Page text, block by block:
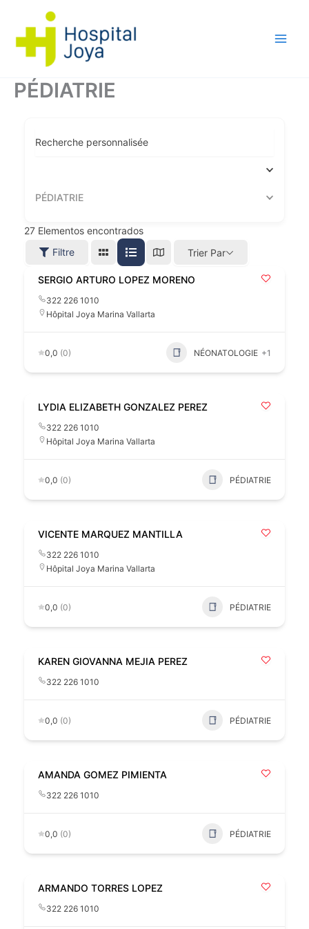
contenu
PÉDIATRIE
Recherche personnalisée
PÉDIATRIE
27 Elementos encontrados
Filtre
Trier Par
SERGIO ARTURO LOPEZ MORENO
322 226 1010
Hôpital Joya Marina Vallarta
0,0 (0) NÉONATOLOGIE +1
LYDIA ELIZABETH GONZALEZ PEREZ
322 226 1010
Hôpital Joya Marina Vallarta
0,0 (0) PÉDIATRIE
VICENTE MARQUEZ MANTILLA
322 226 1010
Hôpital Joya Marina Vallarta
0,0 (0) PÉDIATRIE
KAREN GIOVANNA MEJIA PEREZ
322 226 1010
0,0 (0) PÉDIATRIE
AMANDA GOMEZ PIMIENTA
322 226 1010
0,0 (0) PÉDIATRIE
ARMANDO TORRES LOPEZ
322 226 1010